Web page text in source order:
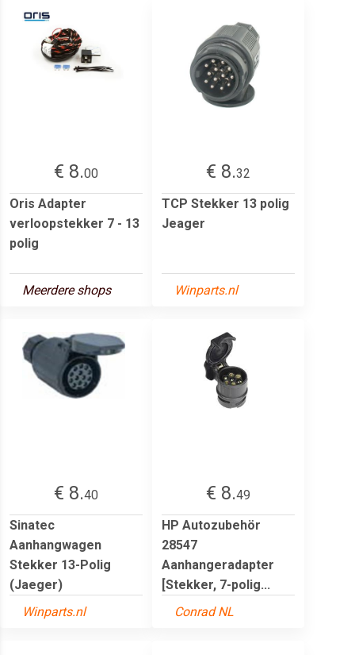
€ 8.00
Oris Adapter
verloopstekker 7 - 13
polig
Meerdere shops
€ 8.32
TCP Stekker 13 polig
Jeager
Winparts.nl
€ 8.40
Sinatec
Aanhangwagen
Stekker 13-Polig
(Jaeger)
Winparts.nl
€ 8.49
HP Autozubehör
28547
Aanhangeradapter
[Stekker, 7-polig...
Conrad NL